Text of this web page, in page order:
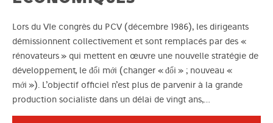
Lors du VIe congrès du PCV (décembre 1986), les dirigeants
démissionnent collectivement et sont remplacés par des «
rénovateurs » qui mettent en œuvre une nouvelle stratégie de
développement, le đổi mới (changer « đổi » ; nouveau «
mới »). L’objectif officiel n’est plus de parvenir à la grande
production socialiste dans un délai de vingt ans,…